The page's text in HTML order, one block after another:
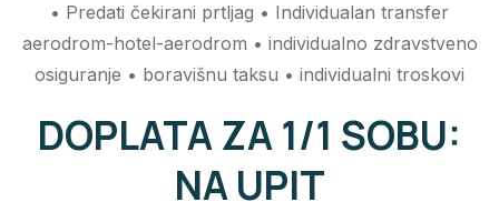
• Predati čekirani prtljag • Individualan transfer
aerodrom-hotel-aerodrom • individualno zdravstveno
osiguranje • boravišnu taksu • individualni troskovi
DOPLATA ZA 1/1 SOBU:
NA UPIT